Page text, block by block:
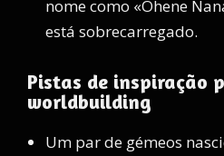
nome como «Ohene
está sobrecarregado.
Pistas de inspiração
worldbuilding
Um par de gémeos